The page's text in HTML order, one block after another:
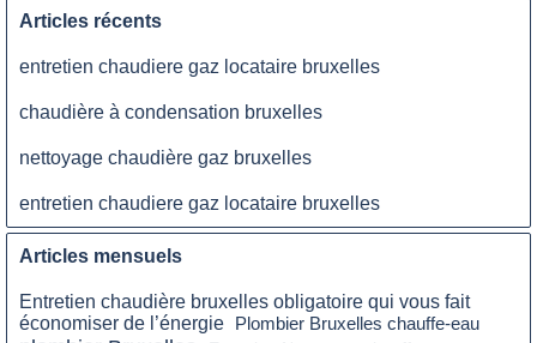
Articles récents
entretien chaudiere gaz locataire bruxelles
chaudière à condensation bruxelles
nettoyage chaudière gaz bruxelles
entretien chaudiere gaz locataire bruxelles
Articles mensuels
Entretien chaudière bruxelles obligatoire qui vous fait
économiser de l’énergie Plombier Bruxelles chauffe-eau